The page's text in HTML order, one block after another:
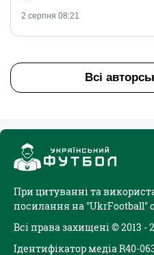
2 серпня 08:21
Всі
При цитуванні та
посилання на "UkrFootball"
Всі права захищені © 2013 -
Ідентифікатор медіа R40-